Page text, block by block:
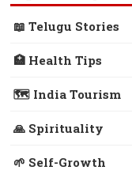
📖 Telugu Stories
🏥 Health Tips
🗺️ India Tourism
🙏 Spirituality
🌱 Self-Growth